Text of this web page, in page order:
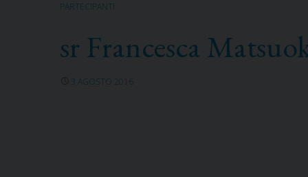
PARTECIPANTI
sr Francesca
3 AGOSTO 2016